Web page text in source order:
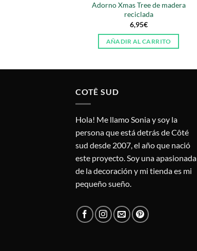
Adorno Xmas Tree de madera
reciclada
6,95€
AÑADIR AL CARRITO
COTÊ SUD
Hola! Me llamo Sonia y soy la
persona que está detrás de Côté
sud desde 2007, el año que nació
este proyecto. Soy una apasionada
de la decoración y mi tienda es mi
pequeño sueño.